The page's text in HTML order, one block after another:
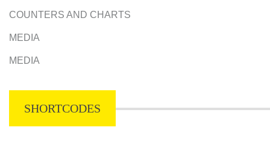
COUNTERS AND CHARTS
MEDIA
MEDIA
SHORTCODES